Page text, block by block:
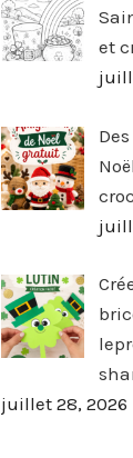
et
juillet 28, 2026